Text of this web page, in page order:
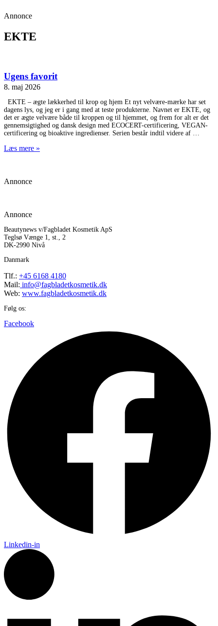
Annonce
EKTE
Ugens favorit
8. maj 2026
EKTE – ægte lækkerhed til krop og hjem Et nyt velvære-mærke har set
dagens lys, og jeg er i gang med at teste produkterne. Navnet er EKTE, og
det er ægte velvære både til kroppen og til hjemmet, og frem for alt er det
gennemsigtighed og dansk design med ECOCERT-certificering, VEGAN-
certificering og bioaktive ingredienser. Serien består indtil videre af
Læs mere »
Annonce
Annonce
Beautynews v/Fagbladet Kosmetik ApS
Teglsø Vænge 1, st., 2
DK-2990 Nivå
Danmark
Tlf.: +45 6168 4180
Mail: info@fagbladetkosmetik.dk
Web: www.fagbladetkosmetik.dk
Følg os:
Facebook
Linkedin-in